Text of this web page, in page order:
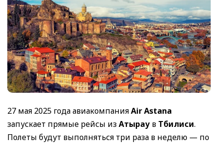
27 мая 2025 года авиакомпанияAir Astana
запускает прямые рейсы изАтырау в Тбилиси.
Полеты будут выполняться три раза в неделю — по